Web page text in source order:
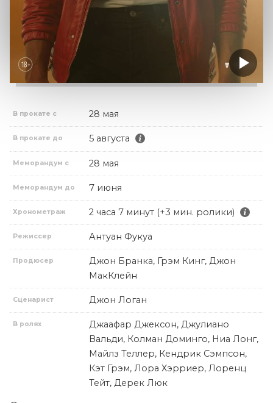
В прокате с 28 мая
В прокате до 5 августа
Меморандум с 28 мая
Меморандум до 7 июня
Хронометраж 2 часа 7 минут (+3 мин. ролики)
Режиссер Антуан Фукуа
Продюсер
Джон Бранка, Грэм Кинг, Джон
МакКлейн
Сценарист Джон Логан
В ролях
Джаафар Джексон, Джулиано
Вальди, Колман Доминго, Ниа Лонг,
Майлз Теллер, Кендрик Сэмпсон,
Кэт Грэм, Лора Хэрриер, Лоренц
Тейт, Дерек Люк